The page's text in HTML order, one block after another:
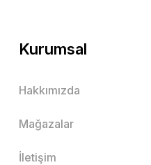
Kurumsal
Hakkımızda
Mağazalar
İletişim